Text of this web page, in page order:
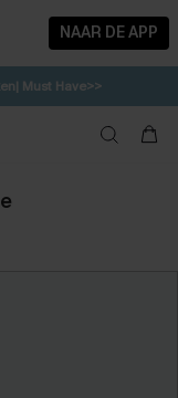
NAAR DE APP
Must Have>>
SW15